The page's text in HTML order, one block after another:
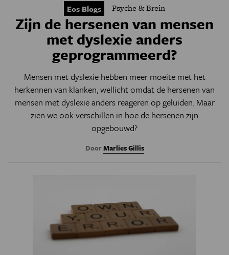
Eos Blogs Psyche & Brein
Zijn de hersenen van mensen
met dyslexie anders
geprogrammeerd?
Mensen met dyslexie hebben meer moeite met het
herkennen van klanken, wellicht omdat de hersenen van
mensen met dyslexie anders reageren op geluiden. Maar
zien we ook verschillen in hoe de hersenen zijn
opgebouwd?
DoorMarlies Gillis